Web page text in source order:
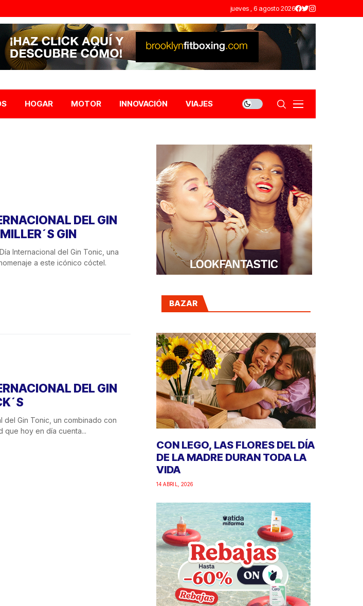
jueves , 6 agosto 2026
HOGAR MOTOR INNOVACIÓN VIAJES
DEL GIN
GIN
Internacional del Gin Tonic, una
a este icónico cóctel.
DEL GIN
del Gin Tonic, un combinado con
que hoy en día cuenta...
BAZAR
CON LEGO, LAS FLORES DEL DÍA
DE LA MADRE DURAN TODA LA
VIDA
14 ABRIL, 2026